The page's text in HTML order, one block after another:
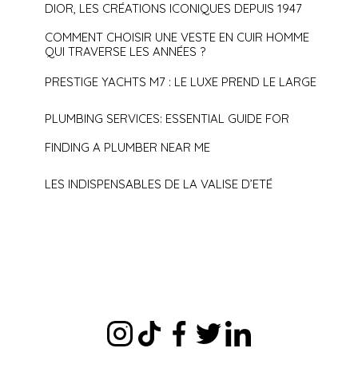
DIOR, LES CRÉATIONS ICONIQUES DEPUIS 1947
COMMENT CHOISIR UNE VESTE EN CUIR HOMME
QUI TRAVERSE LES ANNÉES ?
PRESTIGE YACHTS M7 : LE LUXE PREND LE LARGE
PLUMBING SERVICES: ESSENTIAL GUIDE FOR
FINDING A PLUMBER NEAR ME
LES INDISPENSABLES DE LA VALISE D’ETÉ